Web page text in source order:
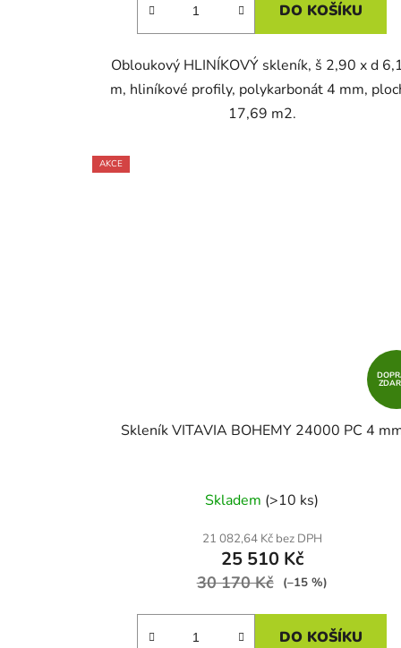
DO KOŠÍKU
Obloukový HLINÍKOVÝ skleník, š 2,90 x d
m, hliníkové profily, polykarbonát 4 mm,
17,69 m2.
AKCE
Skleník VITAVIA BOHEMY 24000 PC 4
Skladem (>10 ks)
21 082,64 Kč bez DPH
25 510 Kč
30 170 Kč (–15 %)
DO KOŠÍKU